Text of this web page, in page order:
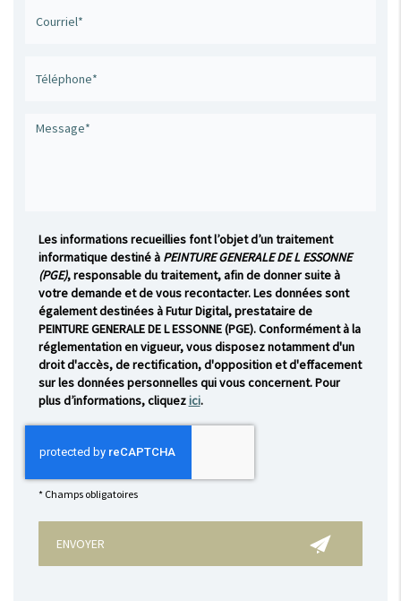
Les informations recueillies font l’objet d’un traitement
informatique destiné àPEINTURE GENERALE DE L ESSONNE
(PGE), responsable du traitement, afin de donner suite à
votre demande et de vous recontacter. Les données sont
également destinées à Futur Digital, prestataire de
PEINTURE GENERALE DE L ESSONNE (PGE). Conformément à la
réglementation en vigueur, vous disposez notamment d'un
droit d'accès, de rectification, d'opposition et d'effacement
sur les données personnelles qui vous concernent. Pour
plus d’informations, cliquezici.
* Champs obligatoires